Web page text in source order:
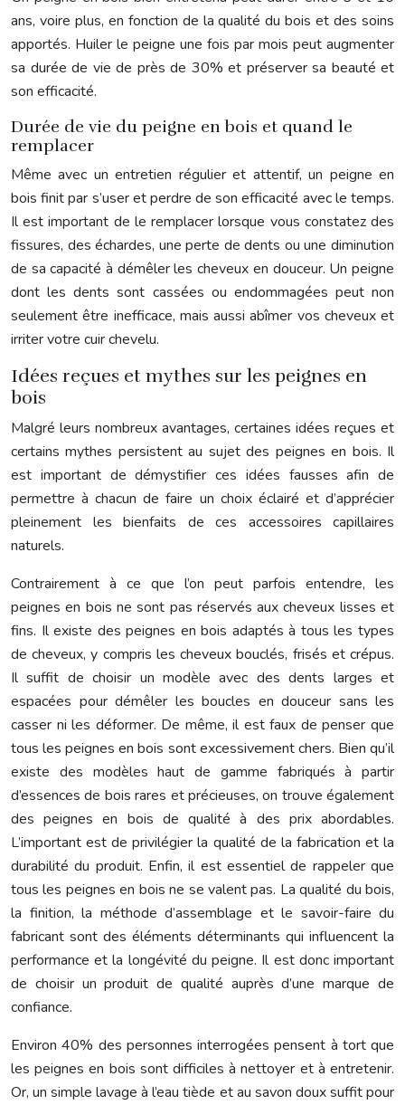
ans, voire plus, en fonction de la qualité du bois et des soins
apportés. Huiler le peigne une fois par mois peut augmenter
sa durée de vie de près de 30% et préserver sa beauté et
son efficacité.
Durée de vie du peigne en bois et quand le
remplacer
Même avec un entretien régulier et attentif, un peigne en
bois finit par s’user et perdre de son efficacité avec le temps.
Il est important de le remplacer lorsque vous constatez des
fissures, des échardes, une perte de dents ou une diminution
de sa capacité à démêler les cheveux en douceur. Un peigne
dont les dents sont cassées ou endommagées peut non
seulement être inefficace, mais aussi abîmer vos cheveux et
irriter votre cuir chevelu.
Idées reçues et mythes sur les peignes en
bois
Malgré leurs nombreux avantages, certaines idées reçues et
certains mythes persistent au sujet des peignes en bois. Il
est important de démystifier ces idées fausses afin de
permettre à chacun de faire un choix éclairé et d’apprécier
pleinement les bienfaits de ces accessoires capillaires
naturels.
Contrairement à ce que l’on peut parfois entendre, les
peignes en bois ne sont pas réservés aux cheveux lisses et
fins. Il existe des peignes en bois adaptés à tous les types
de cheveux, y compris les cheveux bouclés, frisés et crépus.
Il suffit de choisir un modèle avec des dents larges et
espacées pour démêler les boucles en douceur sans les
casser ni les déformer. De même, il est faux de penser que
tous les peignes en bois sont excessivement chers. Bien qu’il
existe des modèles haut de gamme fabriqués à partir
d’essences de bois rares et précieuses, on trouve également
des peignes en bois de qualité à des prix abordables.
L’important est de privilégier la qualité de la fabrication et la
durabilité du produit. Enfin, il est essentiel de rappeler que
tous les peignes en bois ne se valent pas. La qualité du bois,
la finition, la méthode d’assemblage et le savoir-faire du
fabricant sont des éléments déterminants qui influencent la
performance et la longévité du peigne. Il est donc important
de choisir un produit de qualité auprès d’une marque de
confiance.
Environ 40% des personnes interrogées pensent à tort que
les peignes en bois sont difficiles à nettoyer et à entretenir.
Or, un simple lavage à l’eau tiède et au savon doux suffit pour